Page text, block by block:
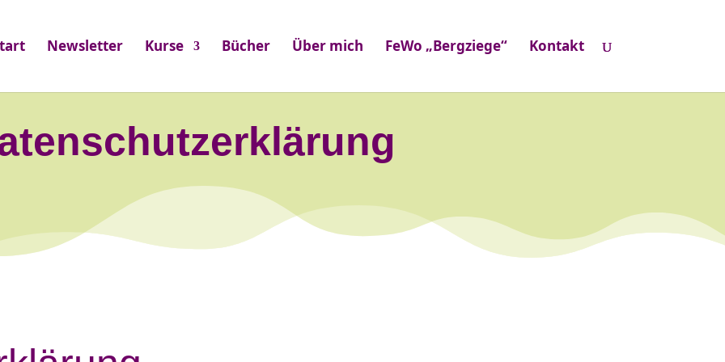
Newsletter Kurse Bücher Über mich FeWo „Bergziege“ Kontakt